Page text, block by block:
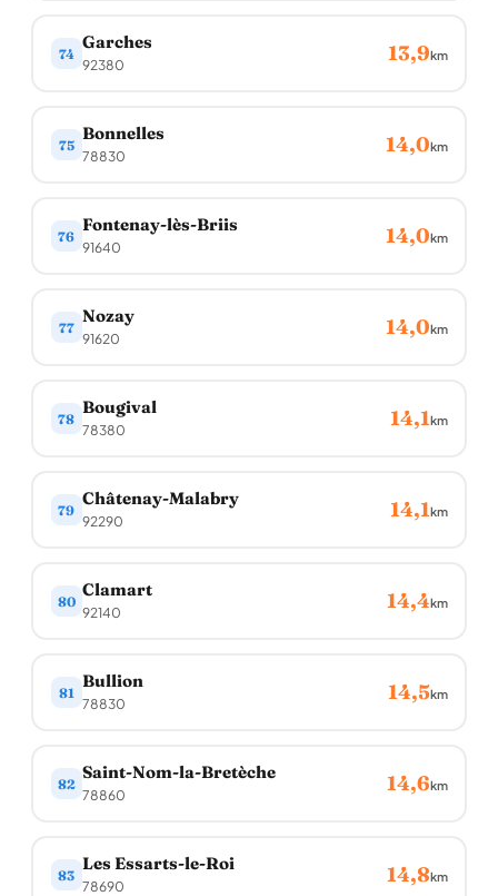
74
Garches
92380 13,9km
75
Bonnelles
78830 14,0km
76
Fontenay-lès-Briis
91640 14,0km
77
Nozay
91620 14,0km
78
Bougival
78380 14,1km
79
Châtenay-Malabry
92290 14,1km
80
Clamart
92140 14,4km
81
Bullion
78830 14,5km
82
Saint-Nom-la-Bretèche
78860 14,6km
83
Les Essarts-le-Roi
78690 14,8km